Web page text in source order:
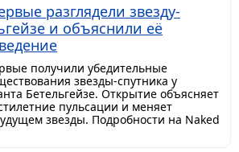
разглядели звезду-
и объяснили её
получили убедительные
звезды-спутника у
Бетельгейзе. Открытие объясняет
пульсации и меняет
звезды. Подробности на Naked